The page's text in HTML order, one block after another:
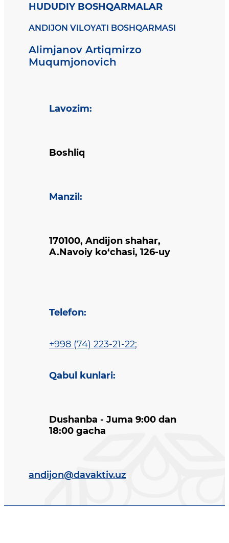
HUDUDIY BOSHQARMALAR
ANDIJON VILOYATI BOSHQARMASI
Alimjanov Artiqmirzo
Muqumjonovich
Lavozim:
Boshliq
Manzil :
170100, Andijon shahar,
A.Navoiy ko‘chasi, 126-uy
Telefon:
+998 (74) 223-21-22;
Qabul kunlari:
Dushanba - Juma 9:00 dan
18:00 gacha
andijon@davaktiv.uz